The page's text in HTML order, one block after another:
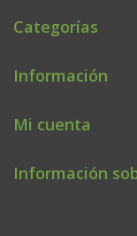
Categorías
Información
Mi cuenta
Información